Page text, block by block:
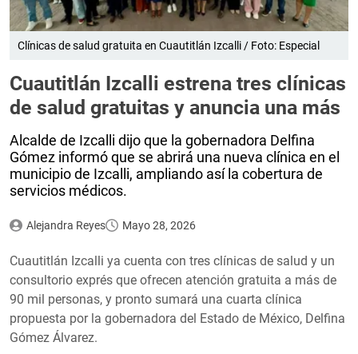
Clínicas de salud gratuita en Cuautitlán Izcalli / Foto: Especial
Cuautitlán Izcalli estrena tres clínicas
de salud gratuitas y anuncia una más
Alcalde de Izcalli dijo que la gobernadora Delfina
Gómez informó que se abrirá una nueva clínica en el
municipio de Izcalli, ampliando así la cobertura de
servicios médicos.
Alejandra Reyes Mayo 28, 2026
Cuautitlán Izcalli ya cuenta con tres clínicas de salud y un
consultorio exprés que ofrecen atención gratuita a más de
90 mil personas, y pronto sumará una cuarta clínica
propuesta por la gobernadora del Estado de México, Delfina
Gómez Álvarez.